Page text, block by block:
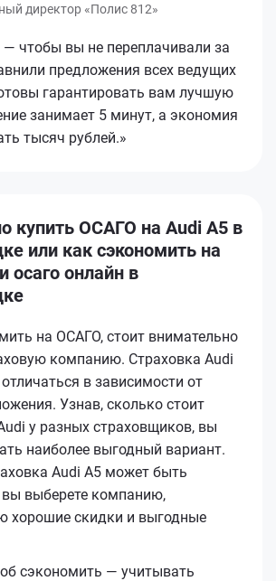
директор «Полис 812»
чтобы вы не переплачивали за
предложения всех ведущих
гарантировать вам лучшую
занимает 5 минут, а экономия
тысяч рублей.»
купить ОСАГО на Audi A5 в
или как сэкономить на
осаго онлайн в
на ОСАГО, стоит внимательно
компанию. Страховка Audi
в зависимости от
Узнав, сколько стоит
у разных страховщиков, вы
наиболее выгодный вариант.
Audi A5 может быть
вы выберете компанию,
хорошие скидки и выгодные
сэкономить — учитывать